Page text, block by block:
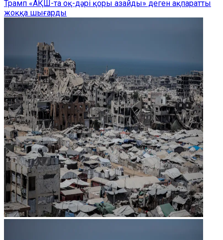
Трамп «АҚШ-та оқ-дәрі қоры азайды» деген ақпаратты
жоққа шығарды